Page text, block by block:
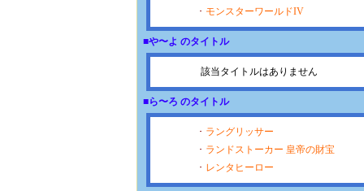
･ モンスターワールドIV
■や〜よ のタイトル
該当タイトルはありません
■ら〜ろ のタイトル
･ ラングリッサー
･ ランドストーカー 皇帝の財宝
･ レンタヒーロー